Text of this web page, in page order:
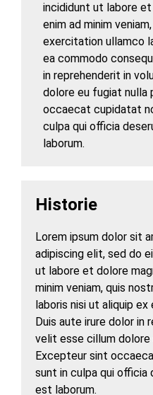
incididunt ut labore et
enim ad minim
exercitation ullamco
ea commodo
in reprehenderit in
dolore eu fugiat nulla
occaecat cupidatat
culpa qui officia
laborum.
Historie
Lorem ipsum dolor sit
adipiscing elit, sed do
ut labore et dolore
minim veniam, quis
laboris nisi ut aliquip
Duis aute irure dolor in
velit esse cillum dolore
Excepteur sint
sunt in culpa qui officia
est laborum.